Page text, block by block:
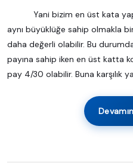
Yani bizim en üst kata
aynı büyüklüğe sahip olmakla
daha değerli olabilir. Bu
payına sahip iken en üst katta
pay 4/30 olabilir. Buna karşılık